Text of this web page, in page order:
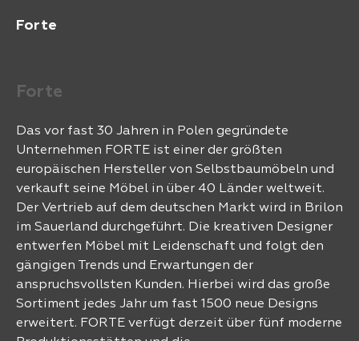
Forte
Forte
Das vor fast 30 Jahren in Polen gegründete
Unternehmen FORTE ist einer der größten
europäischen Hersteller von Selbstbaumöbeln und
verkauft seine Möbel in über 40 Länder weltweit.
Der Vertrieb auf dem deutschen Markt wird in Brilon
im Sauerland durchgeführt. Die kreativen Designer
entwerfen Möbel mit Leidenschaft und folgt den
gängigen Trends und Erwartungen der
anspruchsvollsten Kunden. Hierbei wird das große
Sortiment jedes Jahr um fast 1500 neue Designs
erweitert. FORTE verfügt derzeit über fünf moderne